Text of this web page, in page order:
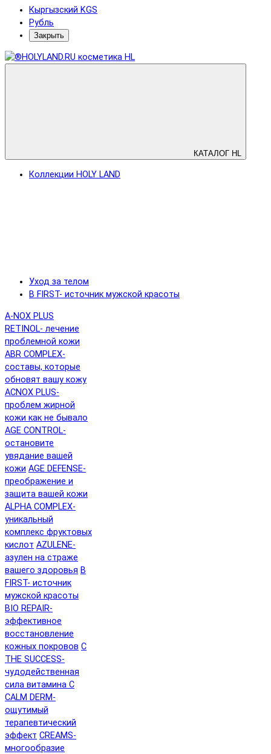
Кыргызский KGS
Рубль
Закрыть
КАТАЛОГ HL
Коллекции HOLY LAND
Уход за телом
B FIRST- источник мужской красоты
A-NOX PLUS
RETINOL- лечение
проблемной кожи
ABR COMPLEX-
составы, которые
обновят вашу кожу
ACNOX PLUS-
проблем жирной
кожи как не бывало
AGE CONTROL-
остановите
увядание вашей
кожи AGE DEFENSE-
преображение и
защита вашей кожи
ALPHA COMPLEX-
уникальный
комплекс фруктовых
кислот AZULENE-
азулен на страже
вашего здоровья B
FIRST- источник
мужской красоты
BIO REPAIR-
эффективное
восстановление
кожных покровов C
THE SUCCESS-
чудодейственная
сила витамина C
CALM DERM-
ощутимый
терапевтический
эффект CREAMS-
многообразие